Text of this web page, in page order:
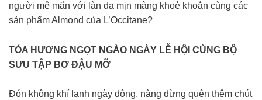
người mê mẩn với làn da mịn màng khoẻ khoắn cùng các
sản phẩm Almond của L’Occitane?
TỎA HƯƠNG NGỌT NGÀO NGÀY LỄ HỘI CÙNG BỘ
SƯU TẬP BƠ ĐẬU MỠ
Đón không khí lạnh ngày đông, nàng đừng quên thêm chút